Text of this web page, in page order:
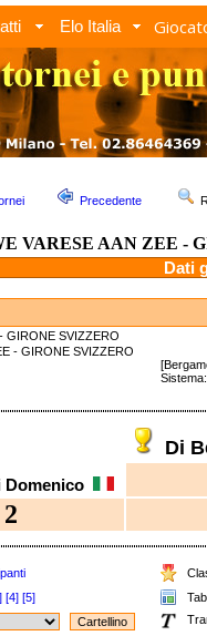
Elo Italia
Precedente
VARESE AAN ZEE -
Dati
GIRONE SVIZZERO
- GIRONE SVIZZERO
Di
Domenico
2
[4] [5]